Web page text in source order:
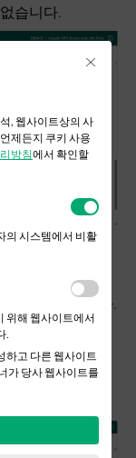
습니다.
차이가 있습니다.
하고Add를 클릭
옵니다. VPN
, 웹사이트상의 사
제든지 쿠키 사용
방침에서 확인할
의 시스템에서 비활
위해 웹사이트에서
.
하고 다른 웹사이트
가 당사 웹사이트를
Close